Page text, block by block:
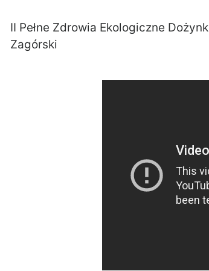
II Pełne Zdrowia Ekologiczne
Zagórski